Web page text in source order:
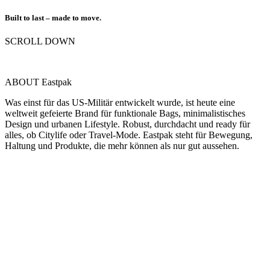
Built to last – made to move.
SCROLL DOWN
ABOUT Eastpak
Was einst für das US-Militär entwickelt wurde, ist heute eine
weltweit gefeierte Brand für funktionale Bags, minimalistisches
Design und urbanen Lifestyle. Robust, durchdacht und ready für
alles, ob Citylife oder Travel-Mode. Eastpak steht für Bewegung,
Haltung und Produkte, die mehr können als nur gut aussehen.